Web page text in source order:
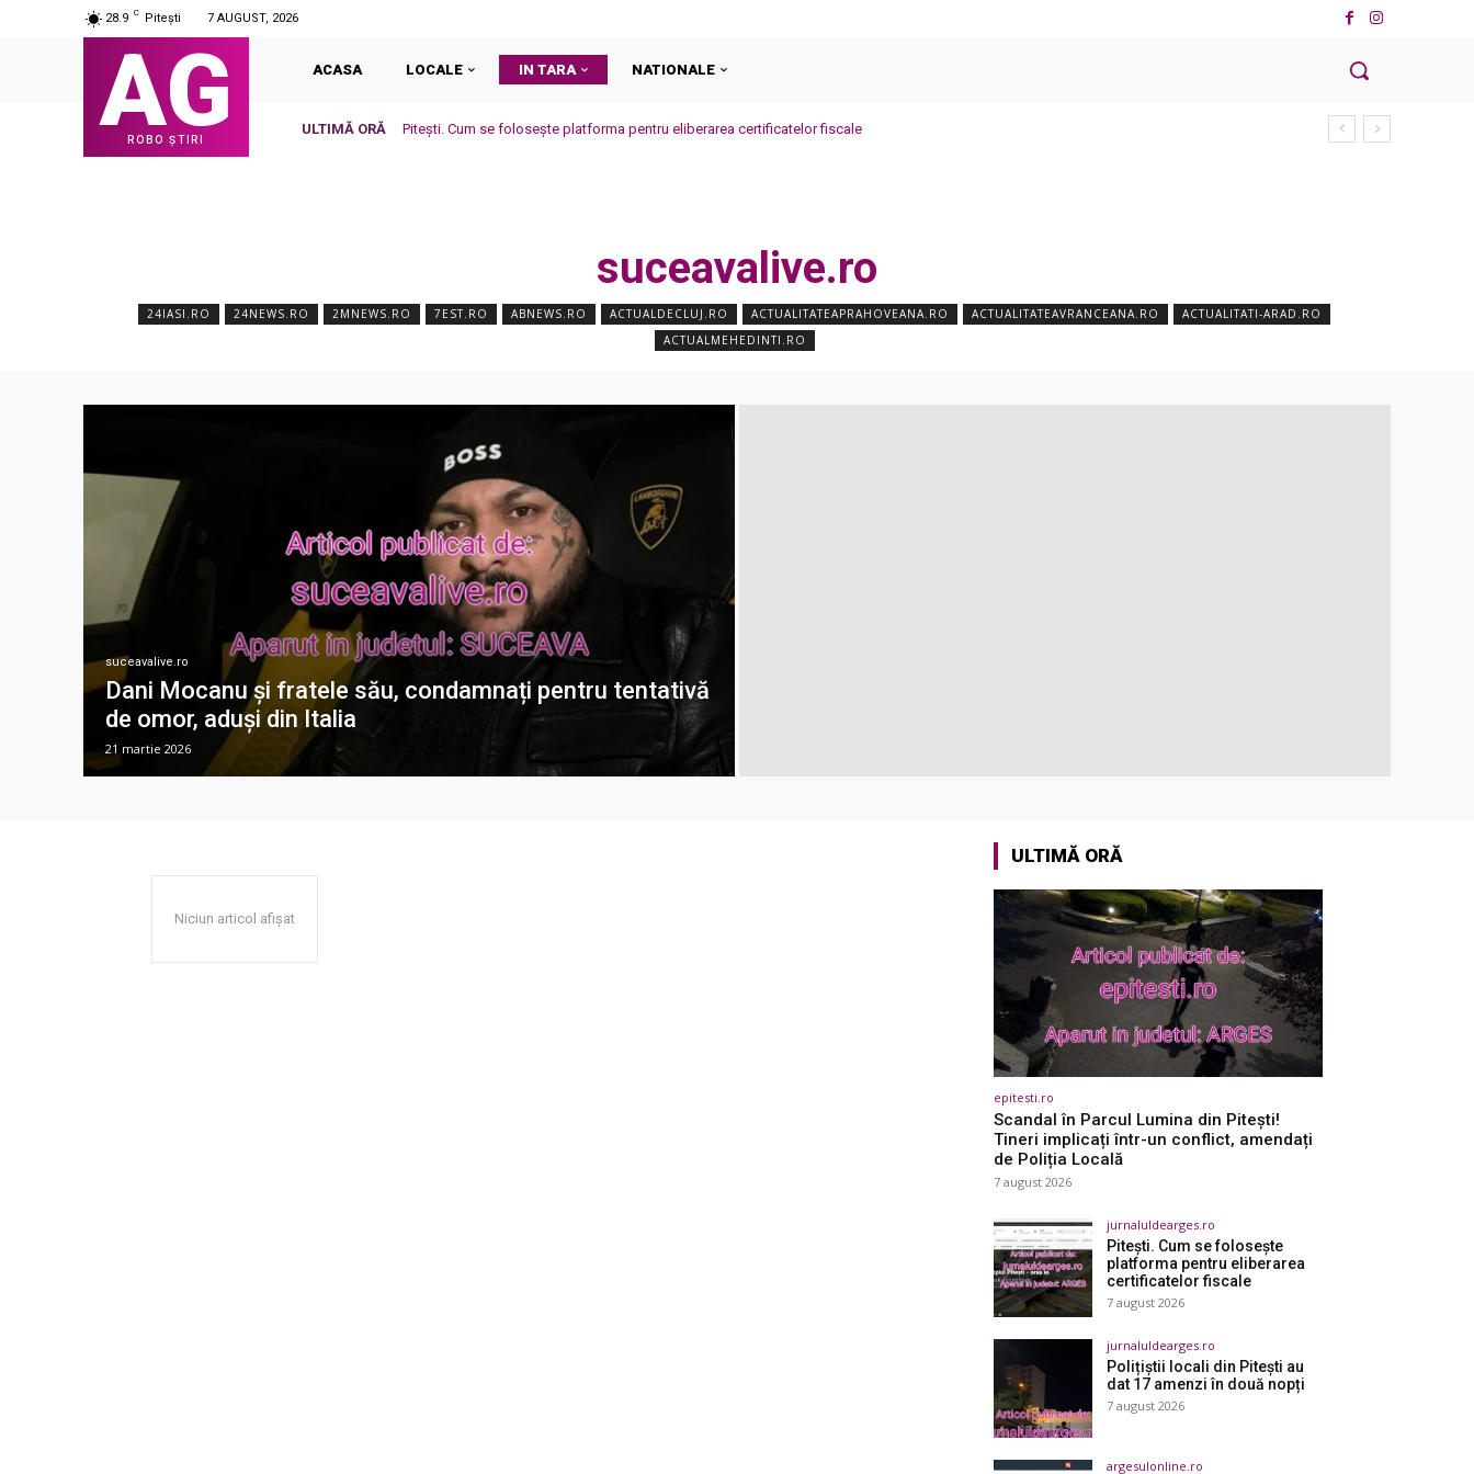
28.9 C Pitești 7 AUGUST, 2026
AG
ROBO ȘTIRI
ACASA LOCALE IN TARA NATIONALE
ULTIMĂ ORĂ Pitești. Cum se folosește platforma pentru eliberarea certificatelor fiscale
suceavalive.ro
24IASI.RO 24NEWS.RO 2MNEWS.RO 7EST.RO ABNEWS.RO ACTUALDECLUJ.RO ACTUALITATEAPRAHOVEANA.RO ACTUALITATEAVRANCEANA.RO
ACTUALITATI-ARAD.RO
ACTUALMEHEDINTI.RO
suceavalive.ro
Dani Mocanu și fratele său, condamnați pentru tentativă
de omor, aduși din Italia
21 martie 2026
Niciun articol afișat
ULTIMĂ ORĂ
epitesti.ro
Scandal în Parcul Lumina din Pitești!
Tineri implicați într-un conflict, amendați
de Poliția Locală
7 august 2026
jurnaluldearges.ro
Pitești. Cum se folosește
platforma pentru eliberarea
certificatelor fiscale
7 august 2026
jurnaluldearges.ro
Polițiștii locali din Pitești au
dat 17 amenzi în două nopți
7 august 2026
argesulonline.ro